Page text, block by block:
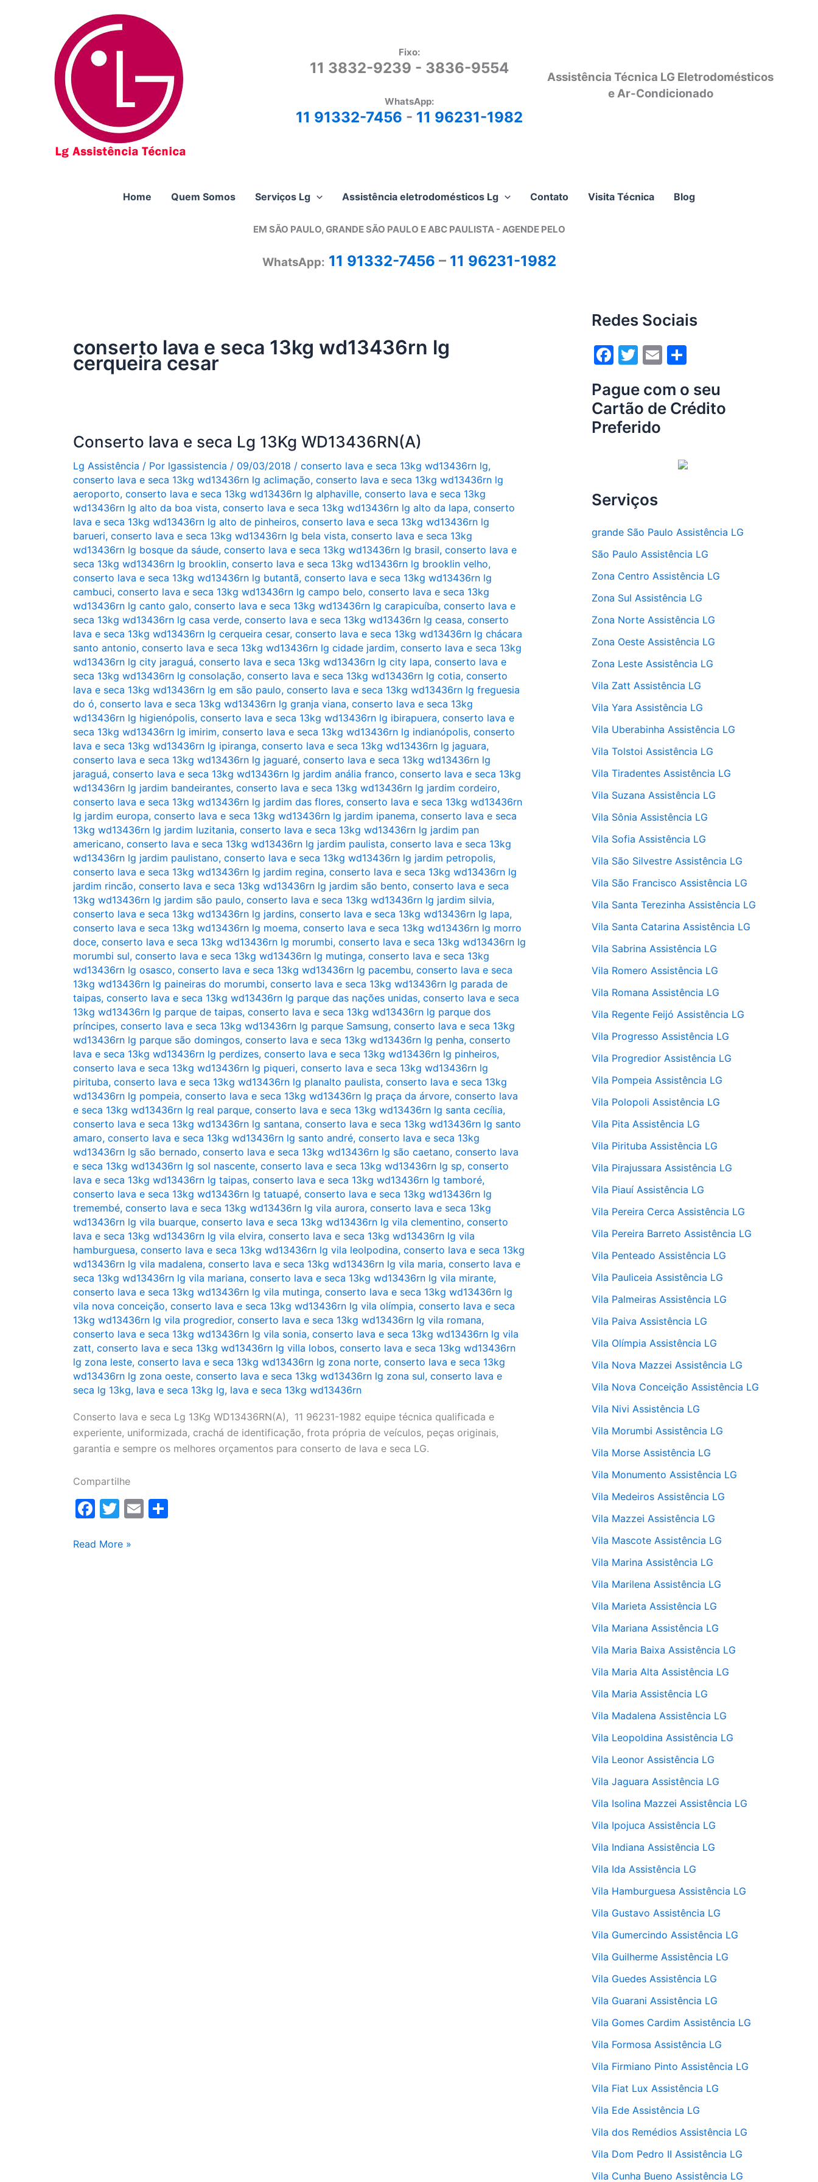
Fixo:
11 3832-9239 - 3836-9554
WhatsApp:
11 91332-7456 - 11 96231-1982
Assistência Técnica LG Eletrodomésticos
e Ar-Condicionado
Home Quem Somos Serviços Lg Assistência eletrodomésticos Lg Contato Visita Técnica Blog
EM SÃO PAULO, GRANDE SÃO PAULO E ABC PAULISTA - AGENDE PELO
WhatsApp: 11 91332-7456 – 11 96231-1982
conserto lava e seca 13kg wd13436rn lg
cerqueira cesar
Conserto lava e seca Lg 13Kg WD13436RN(A)
Lg Assistência / Por lgassistencia / 09/03/2018 / conserto lava e seca 13kg wd13436rn lg,
conserto lava e seca 13kg wd13436rn lg aclimação, conserto lava e seca 13kg wd13436rn lg
aeroporto, conserto lava e seca 13kg wd13436rn lg alphaville, conserto lava e seca 13kg
wd13436rn lg alto da boa vista, conserto lava e seca 13kg wd13436rn lg alto da lapa, conserto
lava e seca 13kg wd13436rn lg alto de pinheiros, conserto lava e seca 13kg wd13436rn lg
barueri, conserto lava e seca 13kg wd13436rn lg bela vista, conserto lava e seca 13kg
wd13436rn lg bosque da sáude, conserto lava e seca 13kg wd13436rn lg brasil, conserto lava e
seca 13kg wd13436rn lg brooklin, conserto lava e seca 13kg wd13436rn lg brooklin velho,
conserto lava e seca 13kg wd13436rn lg butantã, conserto lava e seca 13kg wd13436rn lg
cambuci, conserto lava e seca 13kg wd13436rn lg campo belo, conserto lava e seca 13kg
wd13436rn lg canto galo, conserto lava e seca 13kg wd13436rn lg carapicuíba, conserto lava e
seca 13kg wd13436rn lg casa verde, conserto lava e seca 13kg wd13436rn lg ceasa, conserto
lava e seca 13kg wd13436rn lg cerqueira cesar, conserto lava e seca 13kg wd13436rn lg chácara
santo antonio, conserto lava e seca 13kg wd13436rn lg cidade jardim, conserto lava e seca 13kg
wd13436rn lg city jaraguá, conserto lava e seca 13kg wd13436rn lg city lapa, conserto lava e
seca 13kg wd13436rn lg consolação, conserto lava e seca 13kg wd13436rn lg cotia, conserto
lava e seca 13kg wd13436rn lg em são paulo, conserto lava e seca 13kg wd13436rn lg freguesia
do ó, conserto lava e seca 13kg wd13436rn lg granja viana, conserto lava e seca 13kg
wd13436rn lg higienópolis, conserto lava e seca 13kg wd13436rn lg ibirapuera, conserto lava e
seca 13kg wd13436rn lg imirim, conserto lava e seca 13kg wd13436rn lg indianópolis, conserto
lava e seca 13kg wd13436rn lg ipiranga, conserto lava e seca 13kg wd13436rn lg jaguara,
conserto lava e seca 13kg wd13436rn lg jaguaré, conserto lava e seca 13kg wd13436rn lg
jaraguá, conserto lava e seca 13kg wd13436rn lg jardim anália franco, conserto lava e seca 13kg
wd13436rn lg jardim bandeirantes, conserto lava e seca 13kg wd13436rn lg jardim cordeiro,
conserto lava e seca 13kg wd13436rn lg jardim das flores, conserto lava e seca 13kg wd13436rn
lg jardim europa, conserto lava e seca 13kg wd13436rn lg jardim ipanema, conserto lava e seca
13kg wd13436rn lg jardim luzitania, conserto lava e seca 13kg wd13436rn lg jardim pan
americano, conserto lava e seca 13kg wd13436rn lg jardim paulista, conserto lava e seca 13kg
wd13436rn lg jardim paulistano, conserto lava e seca 13kg wd13436rn lg jardim petropolis,
conserto lava e seca 13kg wd13436rn lg jardim regina, conserto lava e seca 13kg wd13436rn lg
jardim rincão, conserto lava e seca 13kg wd13436rn lg jardim são bento, conserto lava e seca
13kg wd13436rn lg jardim são paulo, conserto lava e seca 13kg wd13436rn lg jardim silvia,
conserto lava e seca 13kg wd13436rn lg jardins, conserto lava e seca 13kg wd13436rn lg lapa,
conserto lava e seca 13kg wd13436rn lg moema, conserto lava e seca 13kg wd13436rn lg morro
doce, conserto lava e seca 13kg wd13436rn lg morumbi, conserto lava e seca 13kg wd13436rn lg
morumbi sul, conserto lava e seca 13kg wd13436rn lg mutinga, conserto lava e seca 13kg
wd13436rn lg osasco, conserto lava e seca 13kg wd13436rn lg pacembu, conserto lava e seca
13kg wd13436rn lg paineiras do morumbi, conserto lava e seca 13kg wd13436rn lg parada de
taipas, conserto lava e seca 13kg wd13436rn lg parque das nações unidas, conserto lava e seca
13kg wd13436rn lg parque de taipas, conserto lava e seca 13kg wd13436rn lg parque dos
príncipes, conserto lava e seca 13kg wd13436rn lg parque Samsung, conserto lava e seca 13kg
wd13436rn lg parque são domingos, conserto lava e seca 13kg wd13436rn lg penha, conserto
lava e seca 13kg wd13436rn lg perdizes, conserto lava e seca 13kg wd13436rn lg pinheiros,
conserto lava e seca 13kg wd13436rn lg piqueri, conserto lava e seca 13kg wd13436rn lg
pirituba, conserto lava e seca 13kg wd13436rn lg planalto paulista, conserto lava e seca 13kg
wd13436rn lg pompeia, conserto lava e seca 13kg wd13436rn lg praça da árvore, conserto lava
e seca 13kg wd13436rn lg real parque, conserto lava e seca 13kg wd13436rn lg santa cecília,
conserto lava e seca 13kg wd13436rn lg santana, conserto lava e seca 13kg wd13436rn lg santo
amaro, conserto lava e seca 13kg wd13436rn lg santo andré, conserto lava e seca 13kg
wd13436rn lg são bernado, conserto lava e seca 13kg wd13436rn lg são caetano, conserto lava
e seca 13kg wd13436rn lg sol nascente, conserto lava e seca 13kg wd13436rn lg sp, conserto
lava e seca 13kg wd13436rn lg taipas, conserto lava e seca 13kg wd13436rn lg tamboré,
conserto lava e seca 13kg wd13436rn lg tatuapé, conserto lava e seca 13kg wd13436rn lg
tremembé, conserto lava e seca 13kg wd13436rn lg vila aurora, conserto lava e seca 13kg
wd13436rn lg vila buarque, conserto lava e seca 13kg wd13436rn lg vila clementino, conserto
lava e seca 13kg wd13436rn lg vila elvira, conserto lava e seca 13kg wd13436rn lg vila
hamburguesa, conserto lava e seca 13kg wd13436rn lg vila leolpodina, conserto lava e seca 13kg
wd13436rn lg vila madalena, conserto lava e seca 13kg wd13436rn lg vila maria, conserto lava e
seca 13kg wd13436rn lg vila mariana, conserto lava e seca 13kg wd13436rn lg vila mirante,
conserto lava e seca 13kg wd13436rn lg vila mutinga, conserto lava e seca 13kg wd13436rn lg
vila nova conceição, conserto lava e seca 13kg wd13436rn lg vila olímpia, conserto lava e seca
13kg wd13436rn lg vila progredior, conserto lava e seca 13kg wd13436rn lg vila romana,
conserto lava e seca 13kg wd13436rn lg vila sonia, conserto lava e seca 13kg wd13436rn lg vila
zatt, conserto lava e seca 13kg wd13436rn lg villa lobos, conserto lava e seca 13kg wd13436rn
lg zona leste, conserto lava e seca 13kg wd13436rn lg zona norte, conserto lava e seca 13kg
wd13436rn lg zona oeste, conserto lava e seca 13kg wd13436rn lg zona sul, conserto lava e
seca lg 13kg, lava e seca 13kg lg, lava e seca 13kg wd13436rn
Conserto lava e seca Lg 13Kg WD13436RN(A), 11 96231-1982 equipe técnica qualificada e
experiente, uniformizada, crachá de identificação, frota própria de veículos, peças originais,
garantia e sempre os melhores orçamentos para conserto de lava e seca LG.
Compartilhe
F
c
T
itt
E
Conserto
Read More »
Redes Sociais
F
c
e
b
k
T
itt
er
E
ai
l
ar
e
Pague com o seu
Cartão de Crédito
Preferido
Serviços
grande São Paulo Assistência LG
São Paulo Assistência LG
Zona Centro Assistência LG
Zona Sul Assistência LG
Zona Norte Assistência LG
Zona Oeste Assistência LG
Zona Leste Assistência LG
Vila Zatt Assistência LG
Vila Yara Assistência LG
Vila Uberabinha Assistência LG
Vila Tolstoi Assistência LG
Vila Tiradentes Assistência LG
Vila Suzana Assistência LG
Vila Sônia Assistência LG
Vila Sofia Assistência LG
Vila São Silvestre Assistência LG
Vila São Francisco Assistência LG
Vila Santa Terezinha Assistência LG
Vila Santa Catarina Assistência LG
Vila Sabrina Assistência LG
Vila Romero Assistência LG
Vila Romana Assistência LG
Vila Regente Feijó Assistência LG
Vila Progresso Assistência LG
Vila Progredior Assistência LG
Vila Pompeia Assistência LG
Vila Polopoli Assistência LG
Vila Pita Assistência LG
Vila Pirituba Assistência LG
Vila Pirajussara Assistência LG
Vila Piauí Assistência LG
Vila Pereira Cerca Assistência LG
Vila Pereira Barreto Assistência LG
Vila Penteado Assistência LG
Vila Pauliceia Assistência LG
Vila Palmeiras Assistência LG
Vila Paiva Assistência LG
Vila Olímpia Assistência LG
Vila Nova Mazzei Assistência LG
Vila Nova Conceição Assistência LG
Vila Nivi Assistência LG
Vila Morumbi Assistência LG
Vila Morse Assistência LG
Vila Monumento Assistência LG
Vila Medeiros Assistência LG
Vila Mazzei Assistência LG
Vila Mascote Assistência LG
Vila Marina Assistência LG
Vila Marilena Assistência LG
Vila Marieta Assistência LG
Vila Mariana Assistência LG
Vila Maria Baixa Assistência LG
Vila Maria Alta Assistência LG
Vila Maria Assistência LG
Vila Madalena Assistência LG
Vila Leopoldina Assistência LG
Vila Leonor Assistência LG
Vila Jaguara Assistência LG
Vila Isolina Mazzei Assistência LG
Vila Ipojuca Assistência LG
Vila Indiana Assistência LG
Vila Ida Assistência LG
Vila Hamburguesa Assistência LG
Vila Gustavo Assistência LG
Vila Gumercindo Assistência LG
Vila Guilherme Assistência LG
Vila Guedes Assistência LG
Vila Guarani Assistência LG
Vila Gomes Cardim Assistência LG
Vila Formosa Assistência LG
Vila Firmiano Pinto Assistência LG
Vila Fiat Lux Assistência LG
Vila Ede Assistência LG
Vila dos Remédios Assistência LG
Vila Dom Pedro II Assistência LG
Vila Cunha Bueno Assistência LG